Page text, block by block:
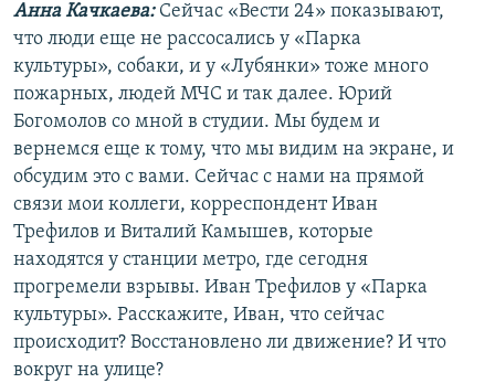
Анна Качкаева:Сейчас «Вести 24» показывают,
что люди еще не рассосались у «Парка
культуры», собаки, и у «Лубянки» тоже много
пожарных, людей МЧС и так далее. Юрий
Богомолов со мной в студии. Мы будем и
вернемся еще к тому, что мы видим на экране, и
обсудим это с вами. Сейчас с нами на прямой
связи мои коллеги, корреспондент Иван
Трефилов и Виталий Камышев, которые
находятся у станции метро, где сегодня
прогремели взрывы. Иван Трефилов у «Парка
культуры». Расскажите, Иван, что сейчас
происходит? Восстановлено ли движение? И что
вокруг на улице?